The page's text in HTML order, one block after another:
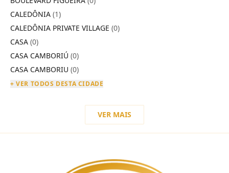
CALEDÔNIA (1)
CALEDÔNIA PRIVATE VILLAGE (0)
CASA (0)
CASA CAMBORIÚ (0)
CASA CAMBORIU (0)
+ VER TODOS DESTA CIDADE
VER MAIS